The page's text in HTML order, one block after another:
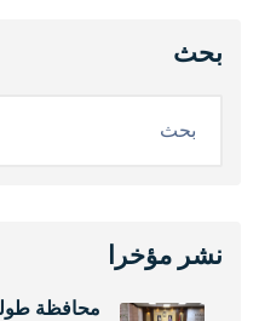
بحث
نشر مؤخرا
محافظة